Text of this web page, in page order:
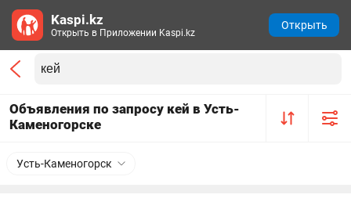
Объявления по запросу кей в Усть-
Каменогорске
Усть-Каменогорск
Kaspi.kz
Открыть в Приложении Kaspi.kz
Открыть